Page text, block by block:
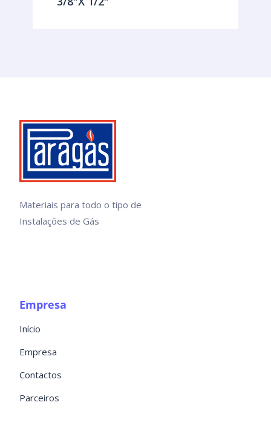
Materiais para todo o tipo de
Instalações de Gás
Empresa
Início
Empresa
Contactos
Parceiros